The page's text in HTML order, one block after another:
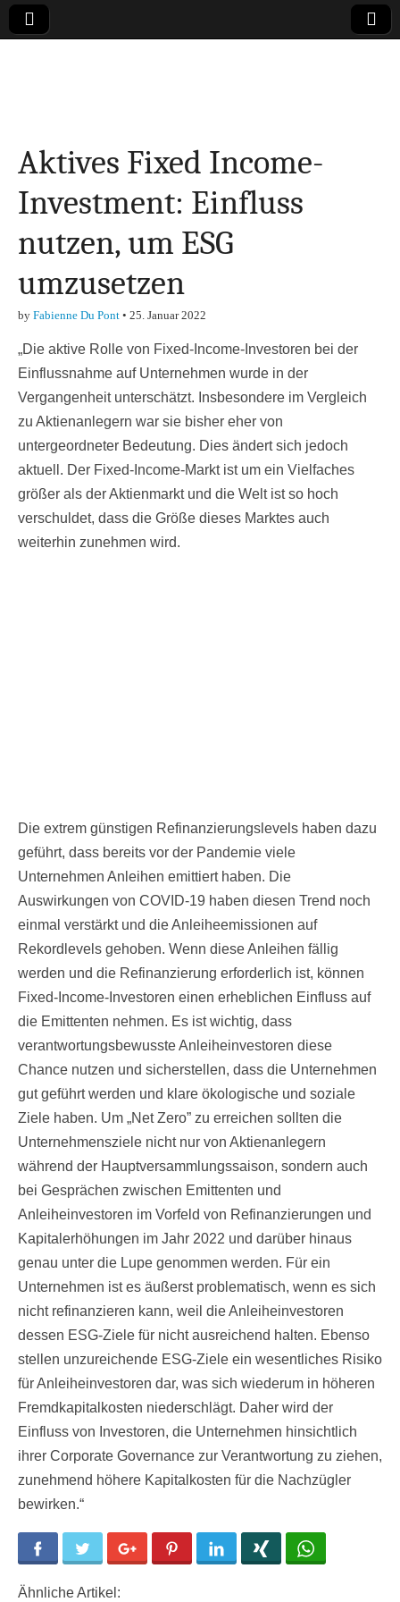
Finanzen,
Marketing-, Vertrieb-
& Investment-Tipps
Aktives Fixed Income-
Investment: Einfluss
nutzen, um ESG
umzusetzen
by Fabienne Du Pont • 25. Januar 2022
„Die aktive Rolle von Fixed-Income-Investoren bei der
Einflussnahme auf Unternehmen wurde in der
Vergangenheit unterschätzt. Insbesondere im Vergleich
zu Aktienanlegern war sie bisher eher von
untergeordneter Bedeutung. Dies ändert sich jedoch
aktuell. Der Fixed-Income-Markt ist um ein Vielfaches
größer als der Aktienmarkt und die Welt ist so hoch
verschuldet, dass die Größe dieses Marktes auch
weiterhin zunehmen wird.
Die extrem günstigen Refinanzierungslevels haben dazu
geführt, dass bereits vor der Pandemie viele
Unternehmen Anleihen emittiert haben. Die
Auswirkungen von COVID-19 haben diesen Trend noch
einmal verstärkt und die Anleiheemissionen auf
Rekordlevels gehoben. Wenn diese Anleihen fällig
werden und die Refinanzierung erforderlich ist, können
Fixed-Income-Investoren einen erheblichen Einfluss auf
die Emittenten nehmen. Es ist wichtig, dass
verantwortungsbewusste Anleiheinvestoren diese
Chance nutzen und sicherstellen, dass die Unternehmen
gut geführt werden und klare ökologische und soziale
Ziele haben. Um „Net Zero” zu erreichen sollten die
Unternehmensziele nicht nur von Aktienanlegern
während der Hauptversammlungssaison, sondern auch
bei Gesprächen zwischen Emittenten und
Anleiheinvestoren im Vorfeld von Refinanzierungen und
Kapitalerhöhungen im Jahr 2022 und darüber hinaus
genau unter die Lupe genommen werden. Für ein
Unternehmen ist es äußerst problematisch, wenn es sich
nicht refinanzieren kann, weil die Anleiheinvestoren
dessen ESG-Ziele für nicht ausreichend halten. Ebenso
stellen unzureichende ESG-Ziele ein wesentliches Risiko
für Anleiheinvestoren dar, was sich wiederum in höheren
Fremdkapitalkosten niederschlägt. Daher wird der
Einfluss von Investoren, die Unternehmen hinsichtlich
ihrer Corporate Governance zur Verantwortung zu ziehen,
zunehmend höhere Kapitalkosten für die Nachzügler
bewirken.“
Facebook Twitter Google+ Pinterest LinkedIn
Ähnliche Artikel: